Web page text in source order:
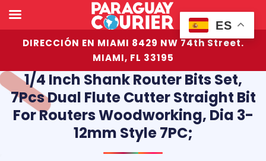
DIRECCIÓN EN MIAMI 8429 NW 74th Street.
MIAMI, FL 33195
1/4 Inch Shank Router Bits Set,
7Pcs Dual Flute Cutter Straight Bit
For Routers Woodworking, Dia 3-
12mm Style 7PC;
ES